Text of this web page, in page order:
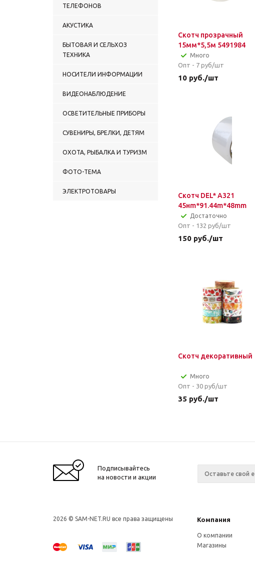
Ножницы
Лупы
ТЕЛЕФОНОВ
АКУСТИКА
БЫТОВАЯ И СЕЛЬХОЗ
ТЕХНИКА
НОСИТЕЛИ ИНФОРМАЦИИ
ВИДЕОНАБЛЮДЕНИЕ
ОСВЕТИТЕЛЬНЫЕ ПРИБОРЫ
СУВЕНИРЫ, БРЕЛКИ, ДЕТЯМ
ОХОТА, РЫБАЛКА И ТУРИЗМ
ФОТО-ТЕМА
ЭЛЕКТРОТОВАРЫ
Скотч прозрачный
15мм*5,5м 5491984
Много
Опт - 7 руб/шт
10 руб./шт
Скотч DEL* A321
45нm*91.44m*48mm
Достаточно
Опт - 132 руб/шт
150 руб./шт
Скотч декоративный
Много
Опт - 30 руб/шт
35 руб./шт
Подписывайтесь
на новости и акции
2026 © SAM-NET.RU все права защищены Компания
О компании
Магазины